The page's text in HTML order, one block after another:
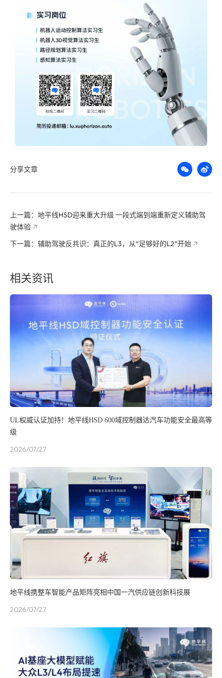
分享文章
上一篇：地平线HSD迎来重大升级 一段式端到端重新定义辅助驾
驶体验
下一篇：辅助驾驶反共识：真正的L3，从“足够好的L2”开始
相关资讯
UL权威认证加持！地平线HSD 600域控制器达汽车功能安全最高等
级
2026/07/27
地平线携整车智能产品矩阵亮相中国一汽供应链创新科技展
2026/07/27